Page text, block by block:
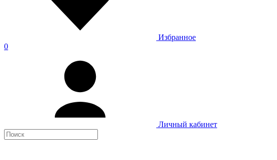
Избранное
0
Личный кабинет